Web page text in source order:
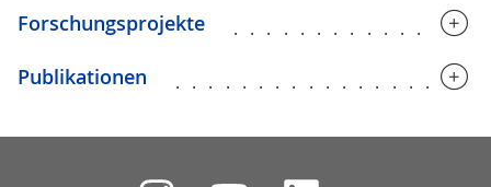
Forschungsprojekte
Publikationen